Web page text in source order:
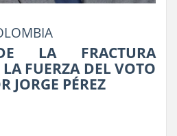
LA FRACTURA
FUERZA DEL VOTO
JORGE PÉREZ